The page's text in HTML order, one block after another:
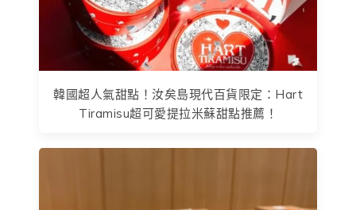
韓國超人氣甜點！汝矣島現代百貨限定：Hart
Tiramisu超可愛提拉米蘇甜點推薦！